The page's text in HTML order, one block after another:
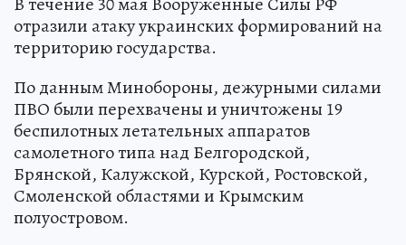
отразили атаку украинских формирований на
территорию государства.
По данным Минобороны, дежурными силами
ПВО были перехвачены и уничтожены 19
беспилотных летательных аппаратов
самолетного типа над Белгородской,
Брянской, Калужской, Курской, Ростовской,
Смоленской областями и Крымским
полуостровом.